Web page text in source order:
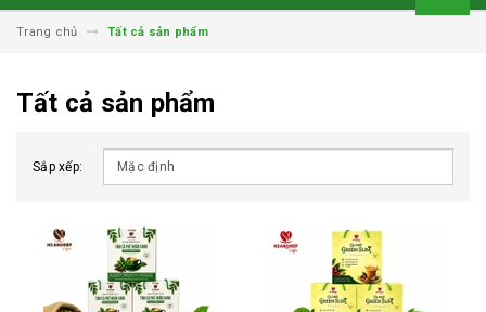
Trang chủ Tất cả sản phẩm
Tất cả sản phẩm
Sắp xếp: